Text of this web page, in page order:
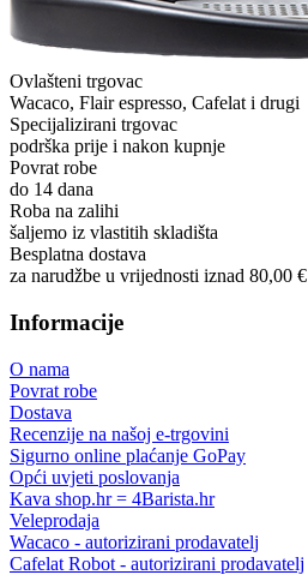
Ovlašteni trgovac
Wacaco, Flair espresso, Cafelat i drugi
Specijalizirani trgovac
podrška prije i nakon kupnje
Povrat robe
do 14 dana
Roba na zalihi
šaljemo iz vlastitih skladišta
Besplatna dostava
za narudžbe u vrijednosti iznad 80,00 €
Informacije
O nama
Povrat robe
Dostava
Recenzije na našoj e-trgovini
Sigurno online plaćanje GoPay
Opći uvjeti poslovanja
Kava shop.hr = 4Barista.hr
Veleprodaja
Wacaco - autorizirani prodavatelj
Cafelat Robot - autorizirani prodavatelj